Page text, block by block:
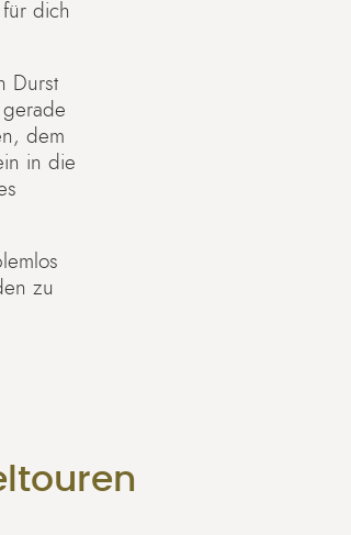
dich
Durst
dem
in die
zu